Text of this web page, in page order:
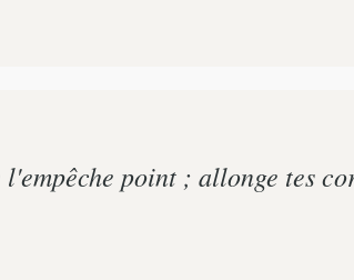
point ; allonge tes